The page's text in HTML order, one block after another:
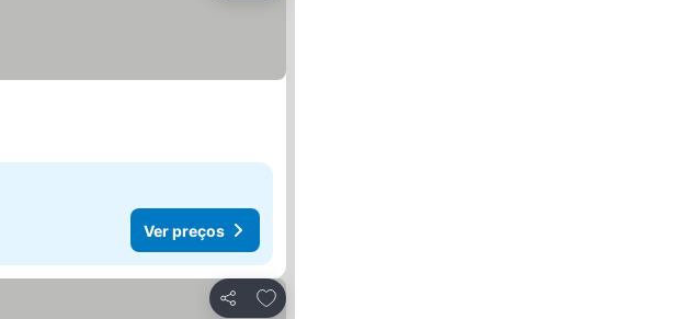
Ver preços
Partilhar
Adicionar aos favoritos